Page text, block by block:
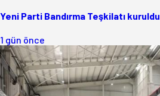
Yeni Parti Bandırma Teşkilatı kuruldu
1 gün önce